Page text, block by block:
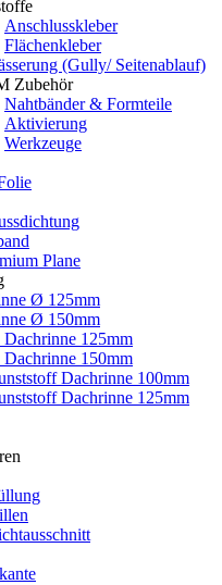
Anschlusskleber
Flächenkleber
(Gully/ Seitenablauf)
Zubehör
Nahtbänder & Formteile
Aktivierung
Werkzeuge
Plane
Ø 125mm
Ø 150mm
125mm
150mm
Dachrinne 100mm
Dachrinne 125mm